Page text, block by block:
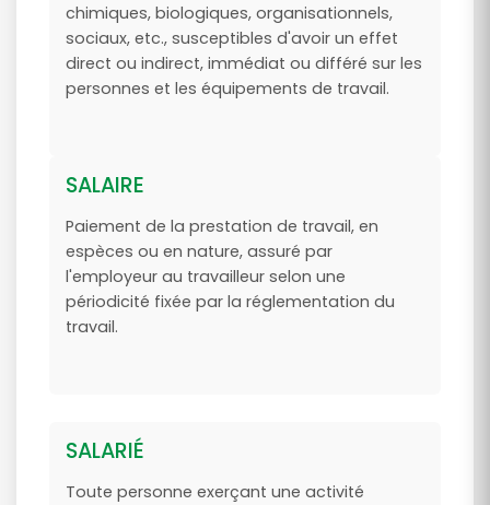
chimiques, biologiques, organisationnels,
sociaux, etc., susceptibles d'avoir un effet
direct ou indirect, immédiat ou différé sur les
personnes et les équipements de travail.
SALAIRE
Paiement de la prestation de travail, en
espèces ou en nature, assuré par
l'employeur au travailleur selon une
périodicité fixée par la réglementation du
travail.
SALARIÉ
Toute personne exerçant une activité